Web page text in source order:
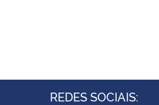
REDES SOCIAIS: